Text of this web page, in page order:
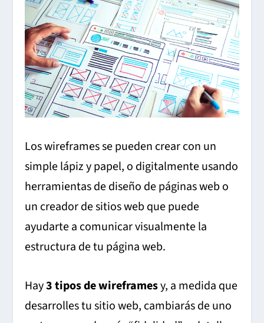
Los wireframes se pueden crear con un
simple lápiz y papel, o digitalmente usando
herramientas de diseño de páginas web o
un creador de sitios web que puede
ayudarte a comunicar visualmente la
estructura de tu página web.
Hay3 tipos de wireframesy, a medida que
desarrolles tu sitio web, cambiarás de uno